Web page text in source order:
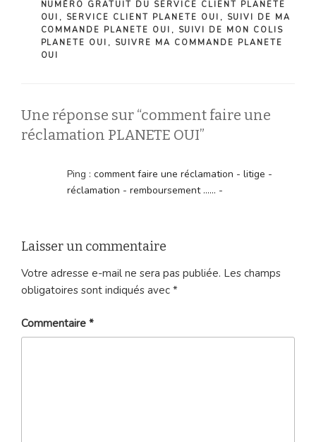
NUMÉRO GRATUIT DU SERVICE CLIENT PLANETE
OUI , SERVICE CLIENT PLANETE OUI , SUIVI DE MA
COMMANDE PLANETE OUI , SUIVI DE MON COLIS
PLANETE OUI , SUIVRE MA COMMANDE PLANETE
OUI
Une réponse sur “comment faire une
réclamation PLANETE OUI”
Ping : comment faire une réclamation - litige -
réclamation - remboursement ...... -
Laisser un commentaire
Votre adresse e-mail ne sera pas publiée. Les champs
obligatoires sont indiqués avec *
Commentaire *